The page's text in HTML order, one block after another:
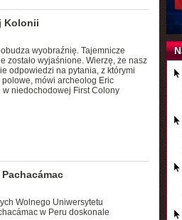
Kolonii
wyobraźnię. Tajemnicze
zostało wyjaśnione. Wierzę, że nasz
odpowiedzi na pytania, z którymi
mówi archeolog Eric
niedochodowej First Colony
Wolnego Uniwersytetu
w Peru doskonale